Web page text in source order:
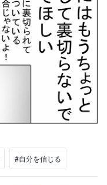
#自分を信じる